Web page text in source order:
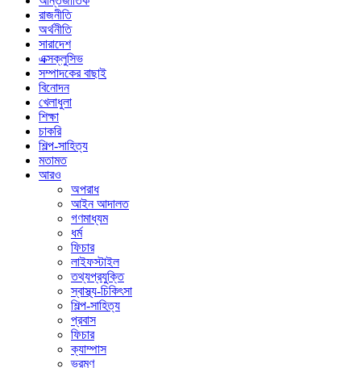
রাজনীতি
অর্থনীতি
সারাদেশ
এক্সক্লুসিভ
সম্পাদকের বাছাই
বিনোদন
খেলাধুলা
শিক্ষা
চাকরি
শিল্প-সাহিত্য
মতামত
আরও
অপরাধ
আইন আদালত
গণমাধ্যম
ধর্ম
ফিচার
লাইফস্টাইল
তথ্যপ্রযুক্তি
স্বাস্থ্য-চিকিৎসা
শিল্প-সাহিত্য
প্রবাস
ফিচার
ক্যাম্পাস
ভ্রমণ